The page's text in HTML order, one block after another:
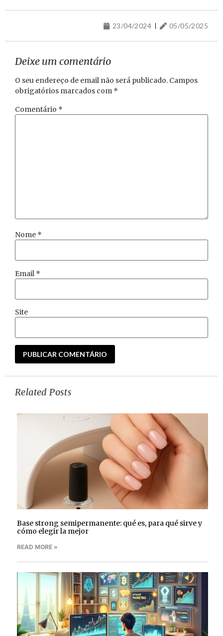
23/04/2024 05/05/2025
Deixe um comentário
O seu endereço de email não será publicado. Campos
obrigatórios marcados com *
Comentário *
Nome *
Email *
Site
Related Posts
Base strong semipermanente: qué es, para qué sirve y
cómo elegir la mejor
READ MORE »